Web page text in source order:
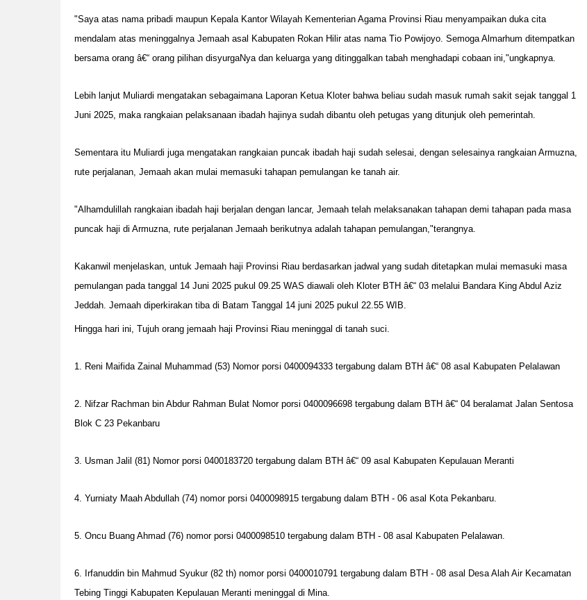
"Saya atas nama pribadi maupun Kepala Kantor Wilayah Kementerian Agama Provinsi Riau menyampaikan duka cita
mendalam atas meninggalnya Jemaah asal Kabupaten Rokan Hilir atas nama Tio Powijoyo. Semoga Almarhum ditempatkan
bersama orang â€“ orang pilihan disyurgaNya dan keluarga yang ditinggalkan tabah menghadapi cobaan ini,"ungkapnya.
Lebih lanjut Muliardi mengatakan sebagaimana Laporan Ketua Kloter bahwa beliau sudah masuk rumah sakit sejak tanggal 1
Juni 2025, maka rangkaian pelaksanaan ibadah hajinya sudah dibantu oleh petugas yang ditunjuk oleh pemerintah.
Sementara itu Muliardi juga mengatakan rangkaian puncak ibadah haji sudah selesai, dengan selesainya rangkaian Armuzna,
rute perjalanan, Jemaah akan mulai memasuki tahapan pemulangan ke tanah air.
"Alhamdulillah rangkaian ibadah haji berjalan dengan lancar, Jemaah telah melaksanakan tahapan demi tahapan pada masa
puncak haji di Armuzna, rute perjalanan Jemaah berikutnya adalah tahapan pemulangan,"terangnya.
Kakanwil menjelaskan, untuk Jemaah haji Provinsi Riau berdasarkan jadwal yang sudah ditetapkan mulai memasuki masa
pemulangan pada tanggal 14 Juni 2025 pukul 09.25 WAS diawali oleh Kloter BTH â€“ 03 melalui Bandara King Abdul Aziz
Jeddah. Jemaah diperkirakan tiba di Batam Tanggal 14 juni 2025 pukul 22.55 WIB.
Hingga hari ini, Tujuh orang jemaah haji Provinsi Riau meninggal di tanah suci.
1. Reni Maifida Zainal Muhammad (53) Nomor porsi 0400094333 tergabung dalam BTH â€“ 08 asal Kabupaten Pelalawan
2. Nifzar Rachman bin Abdur Rahman Bulat Nomor porsi 0400096698 tergabung dalam BTH â€“ 04 beralamat Jalan Sentosa
Blok C 23 Pekanbaru
3. Usman Jalil (81) Nomor porsi 0400183720 tergabung dalam BTH â€“ 09 asal Kabupaten Kepulauan Meranti
4. Yurniaty Maah Abdullah (74) nomor porsi 0400098915 tergabung dalam BTH - 06 asal Kota Pekanbaru.
5. Oncu Buang Ahmad (76) nomor porsi 0400098510 tergabung dalam BTH - 08 asal Kabupaten Pelalawan.
6. Irfanuddin bin Mahmud Syukur (82 th) nomor porsi 0400010791 tergabung dalam BTH - 08 asal Desa Alah Air Kecamatan
Tebing Tinggi Kabupaten Kepulauan Meranti meninggal di Mina.